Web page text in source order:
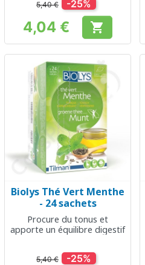
5,40 € -25%
Prix
4,04 € 
Biolys Thé Vert Menthe
- 24 sachets
Procure du tonus et
apporte un équilibre digestif
5,40 € -25%